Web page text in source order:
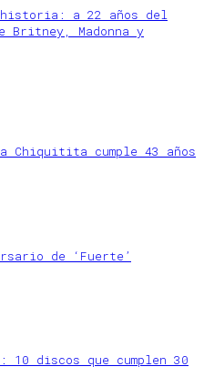
a 22 años del
Britney, Madonna y
Chiquitita cumple 43 años
de ‘Fuerte’
10 discos que cumplen 30